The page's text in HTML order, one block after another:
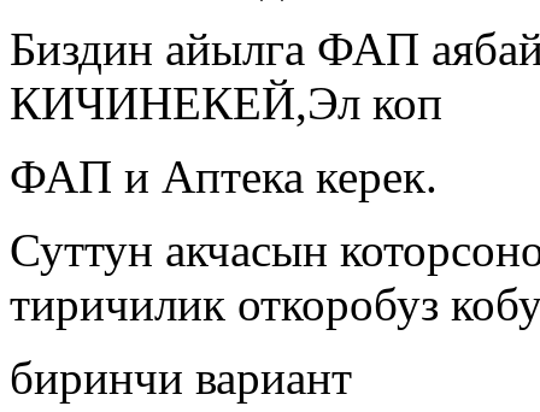
Биздин айылга ФАП аябай
КИЧИНЕКЕЙ,Эл коп
ФАП и Аптека керек.
Суттун акчасын
тиричилик откоробуз
биринчи вариант